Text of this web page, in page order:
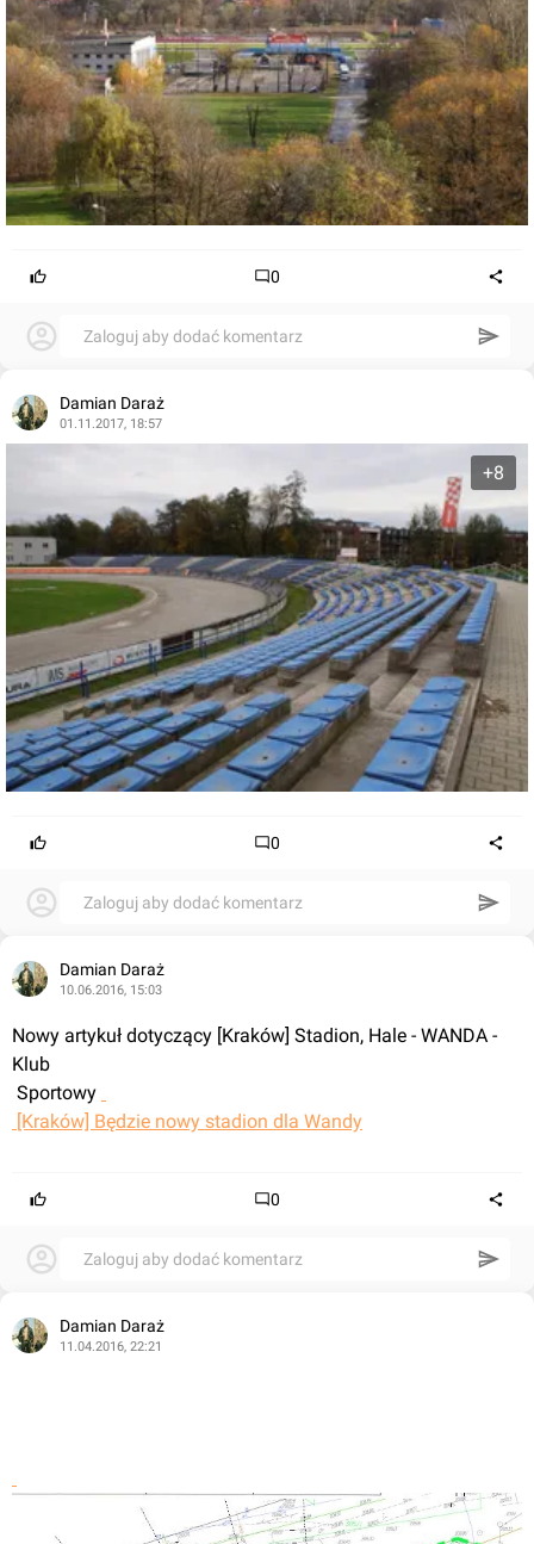
0
Zaloguj aby dodać komentarz
Damian Daraż
01.11.2017, 18:57
+8
0
Zaloguj aby dodać komentarz
Damian Daraż
10.06.2016, 15:03
Nowy artykuł dotyczący [Kraków] Stadion, Hale - WANDA -
Klub
Sportowy
[Kraków] Będzie nowy stadion dla Wandy
0
Zaloguj aby dodać komentarz
Damian Daraż
11.04.2016, 22:21